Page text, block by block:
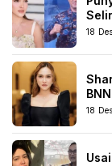
18
18